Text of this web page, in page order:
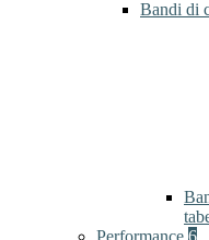
Bandi di